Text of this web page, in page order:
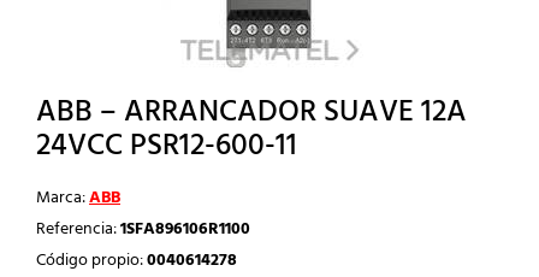
ABB – ARRANCADOR SUAVE 12A
24VCC PSR12-600-11
Marca:ABB
Referencia:1SFA896106R1100
Código propio:0040614278